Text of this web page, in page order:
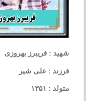
شهید : فریبرز بهروزی
فرزند : علی شیر
متولد : ۱۳۵۱